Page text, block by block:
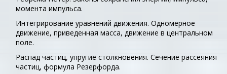
момента импульса.
Интегрирование уравнений движения. Одномерное
движение, приведенная масса, движение в центральном
поле.
Распад частиц, упругие столкновения. Сечение рассеяния
частиц, формула Резерфорда.